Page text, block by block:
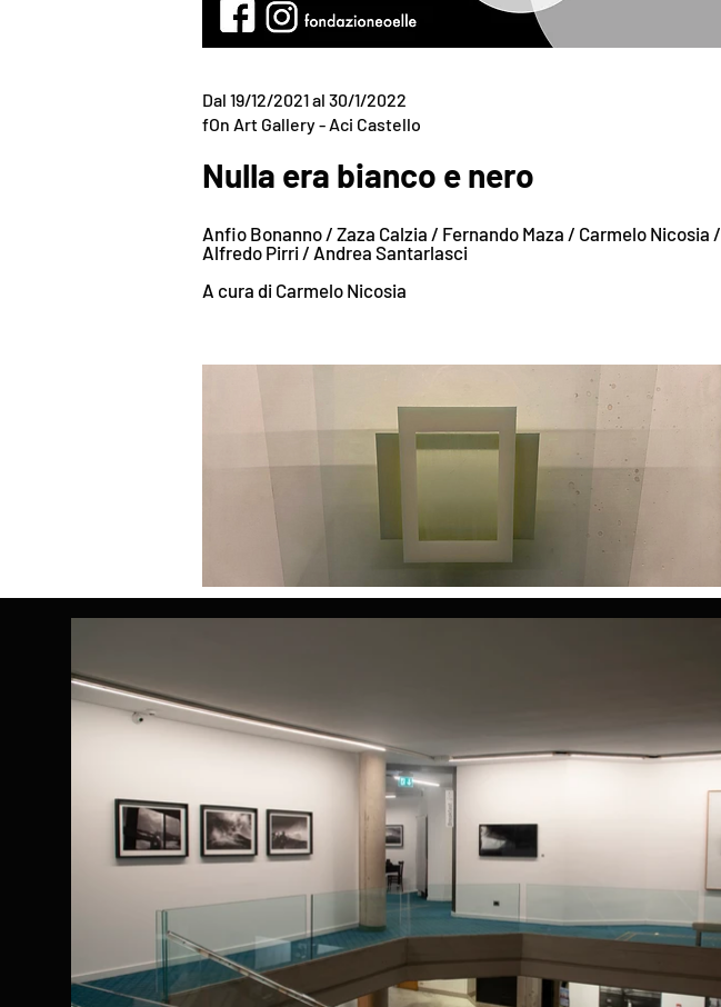
Dal 19/12/2021 al 30/1/2022
fOn Art Gallery - Aci Castello
Nulla era bianco e nero
Anfio Bonanno / Zaza Calzia / Fernando Maza / Carmelo Nicosia /
Alfredo Pirri / Andrea Santarlasci
A cura di Carmelo Nicosia